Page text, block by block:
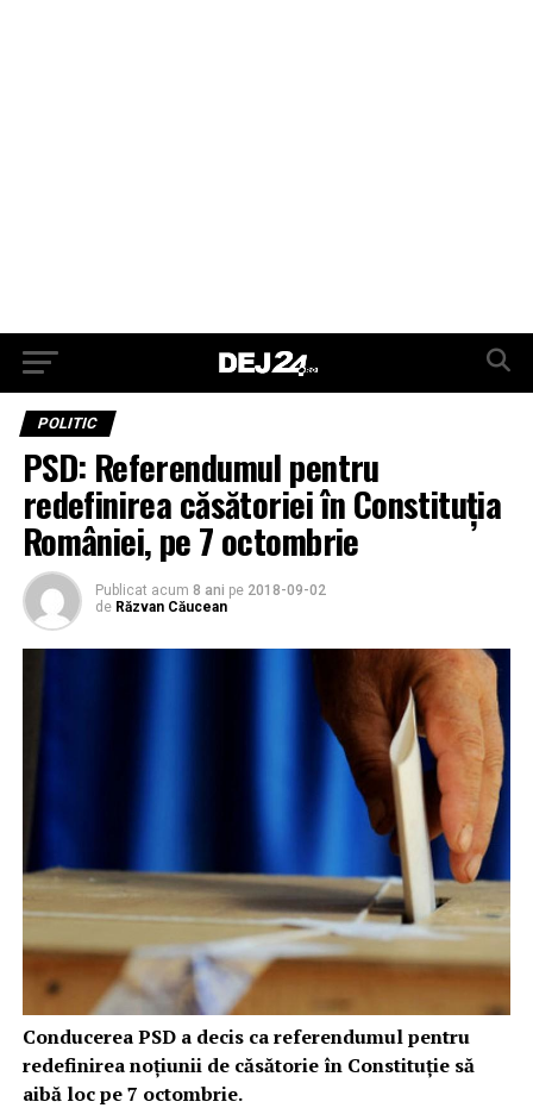
POLITIC
PSD: Referendumul pentru
redefinirea căsătoriei în Constituţia
României, pe 7 octombrie
Publicat acum 8 ani pe 2018-09-02
de Răzvan Căucean
Conducerea PSD a decis ca referendumul pentru
redefinirea noţiunii de căsătorie în Constituţie să
aibă loc pe 7 octombrie.